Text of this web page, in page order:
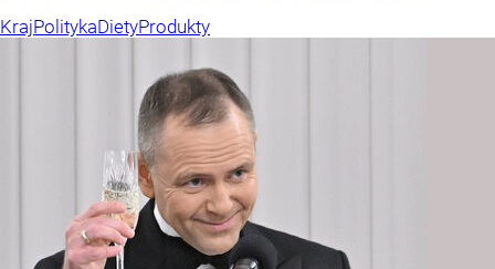
KrajPolitykaDietyProdukty